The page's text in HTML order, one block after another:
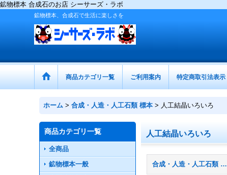
鉱物標本 合成石のお店 シーサーズ・ラボ
鉱物標本、合成石で生活に楽しさを
商品カテゴリ一覧 ご利用案内 特定商取引法表示
ホーム > 合成・人造・人工石類 標本 > 人工結晶いろいろ
商品カテゴリ一覧
全商品
鉱物標本一般
人工結晶いろいろ
合成・人造・人工石類 標本 (全商品)